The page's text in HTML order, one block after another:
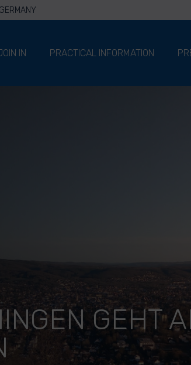
IN
PRACTICAL INFORMATION
GEHT